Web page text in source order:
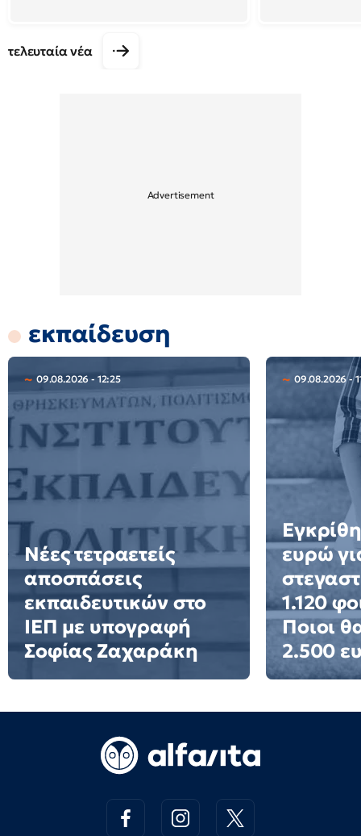
τελευταία νέα
εκπαίδευση
09.08.2026 - 12:25
Νέες τετραετείς
αποσπάσεις
εκπαιδευτικών στο
ΙΕΠ με υπογραφή
Σοφίας Ζαχαράκη
09.08.2026 -
ευρώ
1.120
Ποιοι
2.500